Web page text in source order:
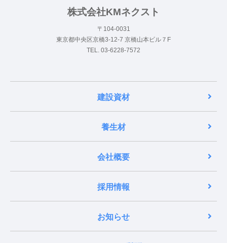
株式会社KMネクスト
〒104-0031
東京都中央区京橋3-12-7 京橋山本ビル７F
TEL. 03-6228-7572
建設資材
養生材
会社概要
採用情報
お知らせ